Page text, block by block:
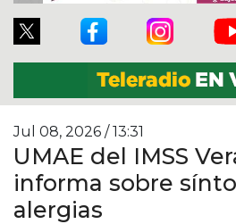
Jul 08, 2026 / 13:31
UMAE del IMSS
informa sobre
alergias